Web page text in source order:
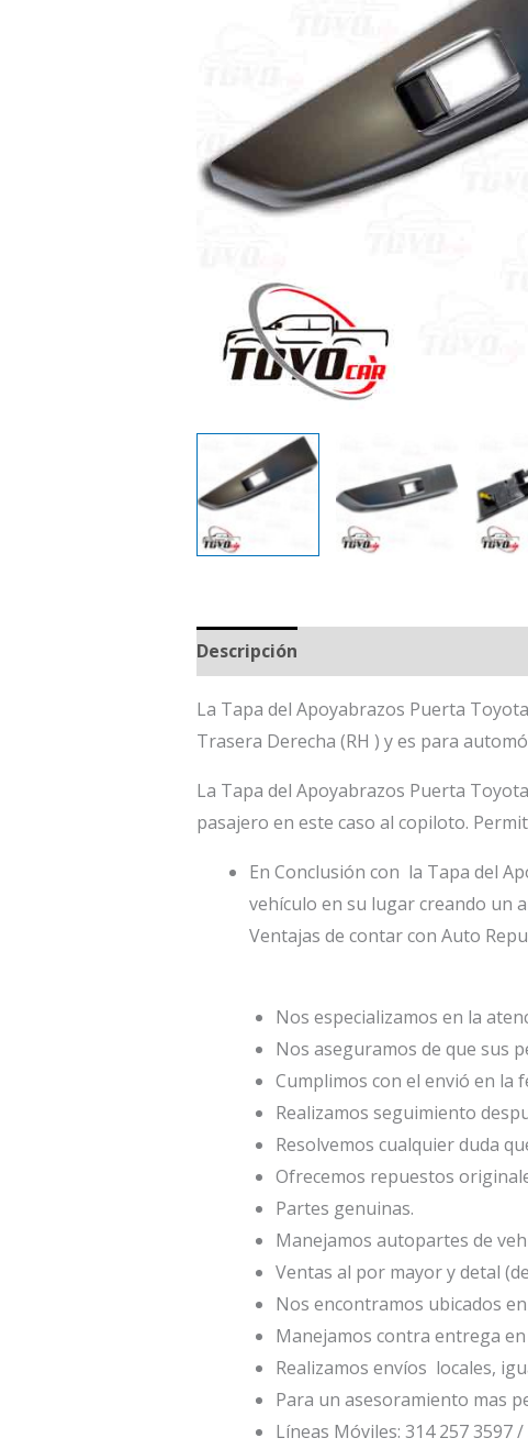
Descripción
La Tapa del Apoyabrazos Puerta
Trasera Derecha (RH ) y es para
La Tapa del Apoyabrazos Puerta
pasajero en este caso al copiloto.
En Conclusión con la Tapa del
vehículo en su lugar creando un
Ventajas de contar con Auto
Nos especializamos en la
Nos aseguramos de que sus
Cumplimos con el envió en la
Realizamos seguimiento
Resolvemos cualquier duda
Ofrecemos repuestos
Partes genuinas.
Manejamos autopartes de
Ventas al por mayor y detal
Nos encontramos ubicados
Manejamos contra entrega
Realizamos envíos locales,
Para un asesoramiento mas
Líneas Móviles: 314 257 3597